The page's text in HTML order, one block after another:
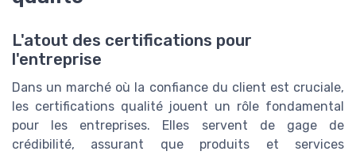
L'atout des certifications pour
l'entreprise
Dans un marché où la confiance du client est cruciale,
les certifications qualité jouent un rôle fondamental
pour les entreprises. Elles servent de gage de
crédibilité, assurant que produits et services